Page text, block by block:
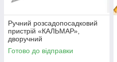
Ручний розсадопосадковий
пристрій «КАЛЬМАР»,
дворучний
Готово до відправки